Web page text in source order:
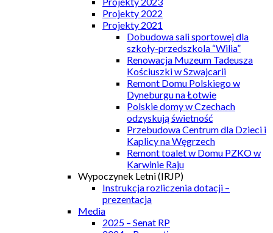
Projekty 2022
Projekty 2021
Dobudowa sali sportowej dla
szkoły-przedszkola “Wilia”
Renowacja Muzeum Tadeusza
Kościuszki w Szwajcarii
Remont Domu Polskiego w
Dyneburgu na Łotwie
Polskie domy w Czechach
odzyskują świetność
Przebudowa Centrum dla Dzieci i
Kaplicy na Węgrzech
Remont toalet w Domu PZKO w
Karwinie Raju
Wypoczynek Letni (IRJP)
Instrukcja rozliczenia dotacji –
prezentacja
Media
2025 – Senat RP